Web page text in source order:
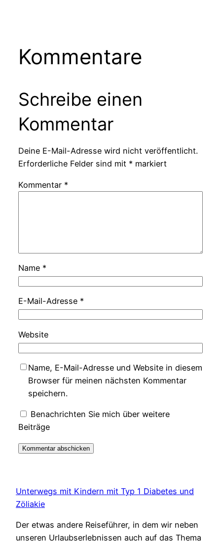
Kommentare
Schreibe einen
Kommentar
Deine E-Mail-Adresse wird nicht veröffentlicht.
Erforderliche Felder sind mit * markiert
Kommentar *
Name *
E-Mail-Adresse *
Website
Name, E-Mail-Adresse und Website in diesem
Browser für meinen nächsten Kommentar
speichern.
Benachrichten Sie mich über weitere
Beiträge
Unterwegs mit Kindern mit Typ 1 Diabetes und
Zöliakie
Der etwas andere Reiseführer, in dem wir neben
unseren Urlaubserlebnissen auch auf das Thema